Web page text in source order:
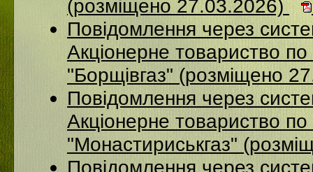
(розміщено 27.03.2026)
Повідомлення через
Акцiонерне товариство по
"Борщiвгаз" (розміщено
Повідомлення через
Акціонерне товариство по
"Монастириськгаз"
Повідомлення через